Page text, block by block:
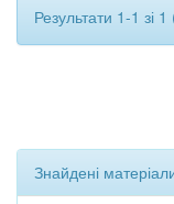
Результати 1-1 зі
Знайдені